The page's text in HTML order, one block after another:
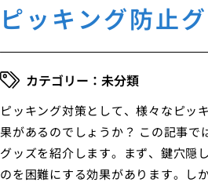
ピッキング防止
未分類
ピッキング対策として、様々なピッ
果があるのでしょうか？ この記事
グッズを紹介します。まず、鍵穴隠
のを困難にする効果があります。し